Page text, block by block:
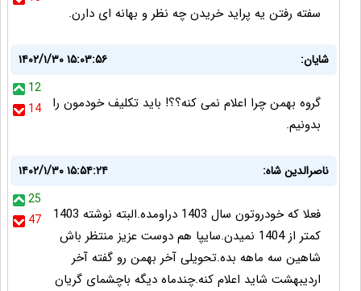
سفته رفتن یه پراید خریدن چه نظر و بهانه ای دارن.
شایان:
۱۴۰۲/۱/۳۰ ۱۵:۰۳:۵۶
12
14
گروه بهمن چرا اعلام نمی کنه؟؟! باید تکلیف خودمون را
بدونیم.
ناصرالدین شاه:
۱۴۰۲/۱/۳۰ ۱۵:۵۴:۲۴
25
47
فعلا که خودروتون سال 1403 دراومده.البته نوشته 1403
کمتر از 1404 نمیدن.سایپا هم دوست عزیز منتظر باش
شاهین سه ماهه بده.تحویلی آخر بهمن رو گفته آخر
اردیبهشت شاید اعلام کنه.چندماه دیگه باچشمای گریان